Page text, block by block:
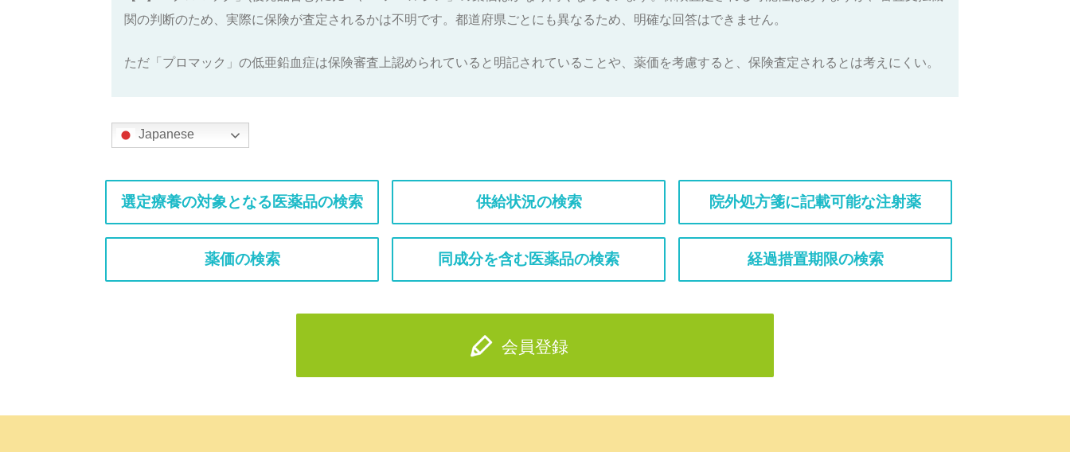
関の判断のため、実際に保険が査定されるかは不明です。都道府県ごとにも異なるため、明確な回答はできません。
ただ「プロマック」の低亜鉛血症は保険審査上認められていると明記されていることや、薬価を考慮すると、保険査定されるとは考えにくい。
Japanese
選定療養の対象となる医薬品の検索 供給状況の検索 院外処方箋に記載可能な注射薬
薬価の検索 同成分を含む医薬品の検索 経過措置期限の検索
会員登録